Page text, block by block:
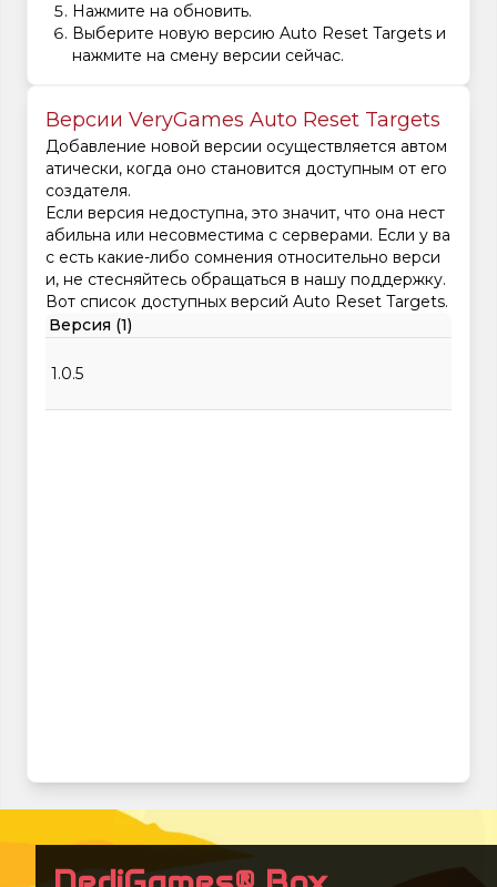
Нажмите на обновить.
Выберите новую версию Auto Reset Targets и
нажмите на смену версии сейчас.
Версии VeryGames Auto Reset Targets
Добавление новой версии осуществляется автом
атически, когда оно становится доступным от его
создателя.
Если версия недоступна, это значит, что она нест
абильна или несовместима с серверами. Если у ва
с есть какие-либо сомнения относительно верси
и, не стесняйтесь обращаться в нашу поддержку.
Вот список доступных версий Auto Reset Targets.
Версия (1)
1.0.5